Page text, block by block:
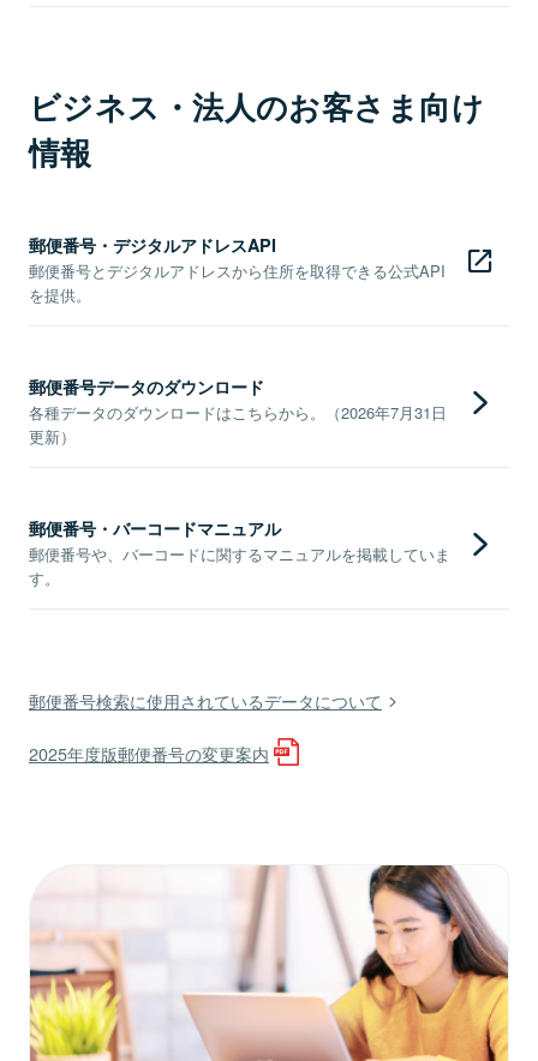
ビジネス・法人のお客さま向け
情報
郵便番号・デジタルアドレスAPI
郵便番号とデジタルアドレスから住所を取得できる公式API
を提供。
郵便番号データのダウンロード
各種データのダウンロードはこちらから。（2026年7月31日
更新）
郵便番号・バーコードマニュアル
郵便番号や、バーコードに関するマニュアルを掲載していま
す。
郵便番号検索に使用されているデータについて
2025年度版郵便番号の変更案内